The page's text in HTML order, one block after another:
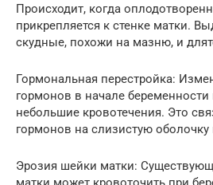
Происходит, когда
прикрепляется к стенке матки.
скудные, похожи на мазню, и
Гормональная перестройка:
гормонов в начале
небольшие кровотечения. Это
гормонов на слизистую оболочку
Эрозия шейки матки: